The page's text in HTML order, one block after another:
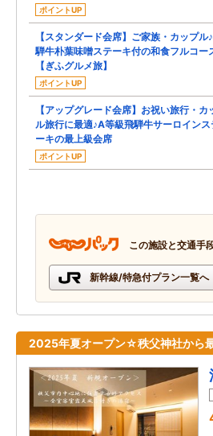
ポイントUP
【スタンダード会席】ご家族・カップル
騨牛朴葉味噌ステーキ付の和食フルコー
【ぎふグルメ旅】
ポイントUP
【アップグレード会席】お祝い旅行・カ
ル旅行に最適♪A等級飛騨牛サーロインス
ーキの最上級会席
ポイントUP
この施設と交通手
新幹線/特急付プラン一覧へ
2025年夏オープン☆秩父神社から